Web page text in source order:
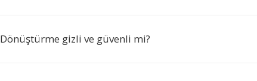
Dönüştürme gizli ve güvenli mi?